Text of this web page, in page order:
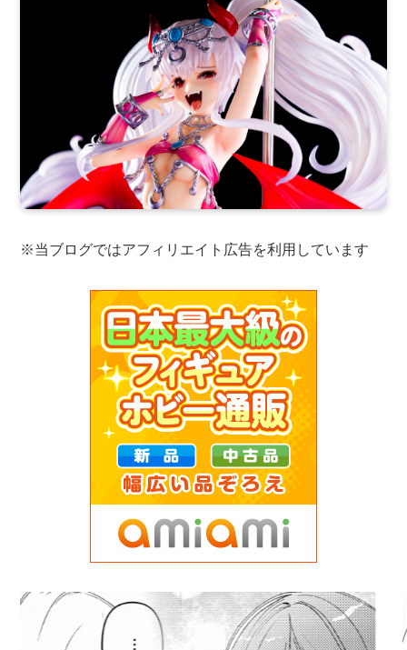
※当ブログではアフィリエイト広告を利用しています